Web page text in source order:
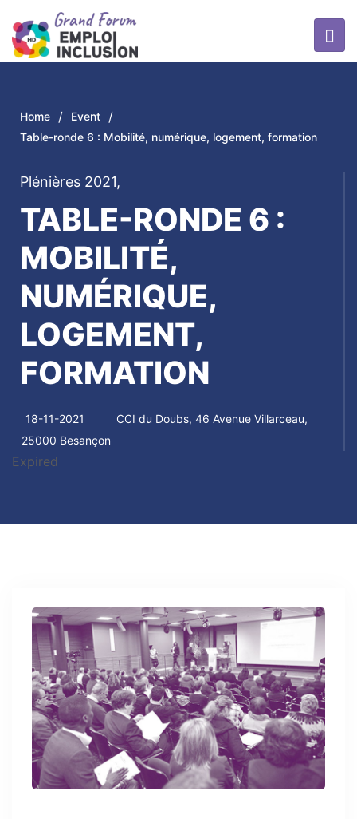
Home / Event /
Table-ronde 6 : Mobilité, numérique, logement, formation
Plénières 2021,
TABLE-RONDE 6 :
MOBILITÉ,
NUMÉRIQUE,
LOGEMENT,
FORMATION
18-11-2021
CCI du Doubs, 46 Avenue Villarceau,
25000 Besançon
Expired